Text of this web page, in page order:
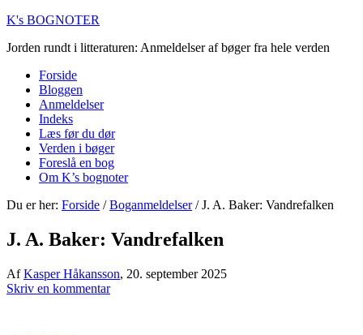
K's BOGNOTER
Jorden rundt i litteraturen: Anmeldelser af bøger fra hele verden
Forside
Bloggen
Anmeldelser
Indeks
Læs før du dør
Verden i bøger
Foreslå en bog
Om K’s bognoter
Du er her: Forside / Boganmeldelser /J. A. Baker: Vandrefalken
J. A. Baker: Vandrefalken
AfKasper Håkansson, 20. september 2025
Skriv en kommentar